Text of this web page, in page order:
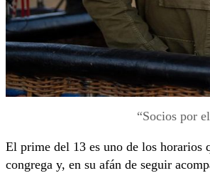
“Socios por
El prime del 13 es uno de los horarios
congrega y, en su afán de seguir